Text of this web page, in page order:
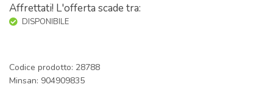
Affrettati! L'offerta scade tra:
DISPONIBILE
Codice prodotto: 28788
Minsan: 904909835